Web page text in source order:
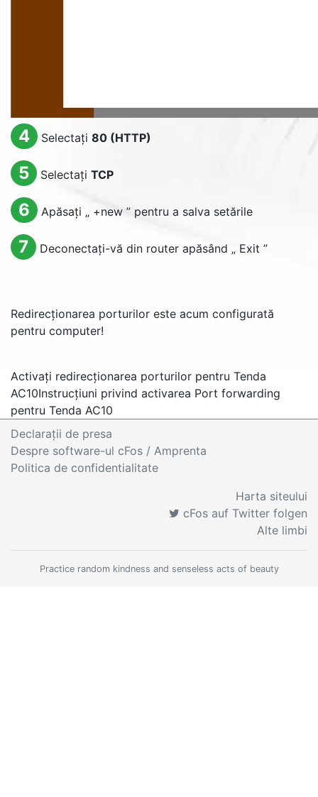
4 Selectați 80 (HTTP)
5 Selectați TCP
6 Apăsați „ +new” pentru a salva setările
7 Deconectați-vă din router apăsând „ Exit ”
Redirecționarea porturilor este acum configurată
pentru computer!
Activați redirecționarea porturilor pentru Tenda
AC10Instrucțiuni privind activarea Port forwarding
pentru Tenda AC10
Declaraţii de presa
Despre software-ul cFos / Amprenta
Politica de confidentialitate
Harta siteului
cFos auf Twitter folgen
Alte limbi
Practice random kindness and senseless acts of beauty